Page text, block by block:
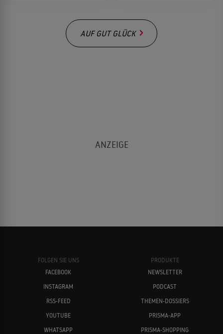
AUF GUT GLÜCK
FOLGEN SIE UNS
FACEBOOK
INSTAGRAM
RSS-FEED
YOUTUBE
WHATSAPP
PRODUKTE
NEWSLETTER
PODCAST
THEMEN-DOSSIERS
PRISMA-APP
PRISMA-SHOPPING